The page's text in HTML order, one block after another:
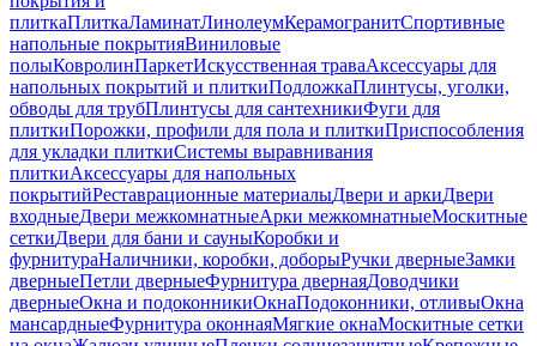
плиткаПлиткаЛаминатЛинолеумКерамогранитСпортивные
напольные покрытияВиниловые
полыКовролинПаркетИскусственная траваАксессуары для
напольных покрытий и плиткиПодложкаПлинтусы, уголки,
обводы для трубПлинтусы для сантехникиФуги для
плиткиПорожки, профили для пола и плиткиПриспособления
для укладки плиткиСистемы выравнивания
плиткиАксессуары для напольных
покрытийРеставрационные материалыДвери и аркиДвери
входныеДвери межкомнатныеАрки межкомнатныеМоскитные
сеткиДвери для бани и сауныКоробки и
фурнитураНаличники, коробки, доборыРучки дверныеЗамки
дверныеПетли дверныеФурнитура двернаяДоводчики
дверныеОкна и подоконникиОкнаПодоконники, отливыОкна
мансардныеФурнитура оконнаяМягкие окнаМоскитные сетки